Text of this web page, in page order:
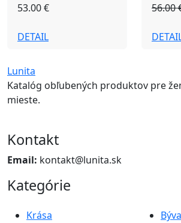
53.00 €
DETAIL
56.00
Lunita
Katalóg obľubených produktov pre
mieste.
Kontakt
Email: kontakt@lunita.sk
Kategórie
Krása